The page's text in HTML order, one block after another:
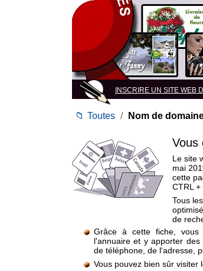
INSCRIRE UN SITE WEB
📁 Toutes / Nom de
Vous
Le site
mai
cette
CTRL +
Tous
de
Grâce à cette fiche,
l'annuaire et y apporter
de téléphone, de l'adresse,
Vous pouvez bien sûr visiter